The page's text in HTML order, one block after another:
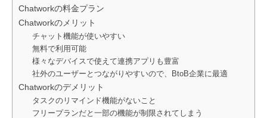
Chatworkの料金プラン
Chatworkのメリット
チャット機能が使いやすい
無料で利用可能
様々なデバイスで使えて連携アプリも豊富
社外のユーザーとつながりやすいので、BtoB企業に最適
Chatworkのデメリット
タスクのリマインド機能がないこと
フリープランだと一部の機能が制限されてしまう